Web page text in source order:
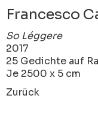
Francesco
So Léggere
2017
25 Gedichte auf
Je 2500 x 5 cm
Zurück